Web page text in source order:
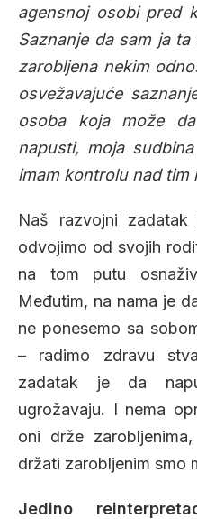
agensnoj osobi pred
Saznanje da sam ja
zarobljena nekim
osvežavajuće
osoba koja može
napusti, moja
imam kontrolu nad tim
Naš razvojni
odvojimo od svojih
na tom putu
Međutim, na nama je
ne ponesemo sa
– radimo zdravu
zadatak je da
ugrožavaju. I nema
oni drže
držati zarobljenim smo
Jedino